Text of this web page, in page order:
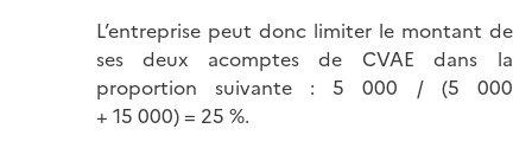
L’entreprise peut donc limiter le montant de
ses deux acomptes de CVAE dans la
proportion suivante : 5 000 / (5 000
+ 15 000) = 25 %.